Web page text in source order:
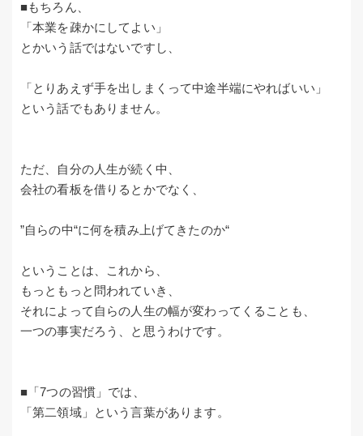
■もちろん、
「本業を疎かにしてよい」
とかいう話ではないですし、
「とりあえず手を出しまくって中途半端にやればいい」
という話でもありません。
ただ、自分の人生が続く中、
会社の看板を借りるとかでなく、
”自らの中“に何を積み上げてきたのか“
ということは、これから、
もっともっと問われていき、
それによって自らの人生の幅が変わってくることも、
一つの事実だろう、と思うわけです。
■「7つの習慣」では、
「第二領域」という言葉があります。